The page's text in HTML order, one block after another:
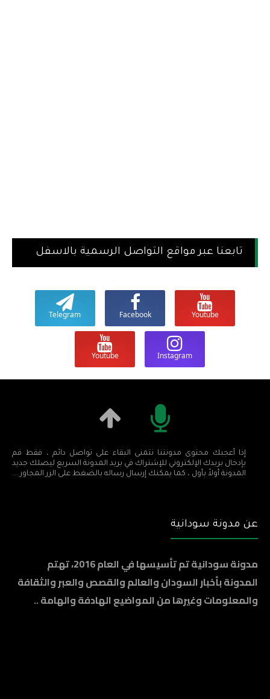
تابعنا عبر مواقع التواصل الرسمية بالاسفل
Youtube
Facebook
Telegram
Instagram
Youtube
إذا أعجبك محتوى مدونتنا نتمنى البقاء على تواصل دائم ، فقط قم
بإدخال بريدك الإلكتروني للإشتراك في بريد المدونة السريع ليصلك جديد
المدونة أولاً بأول ، كما يمكنك إرسال رساله بالضغط على الزر المجاور ...
عن مدونة سودانية
مدونة سودانية تم تأسيسها في العام 2016، تهتم
المدونة بأخبار السودان والعالم والقصص والعبر والثقافة
والمعلومات وغيرها من المواضيع الهادفة والهامة ..